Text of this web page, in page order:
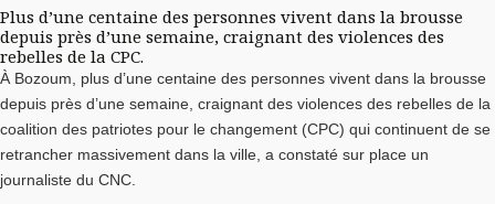
Plus d’une centaine des personnes vivent dans la brousse
depuis près d’une semaine, craignant des violences des
rebelles de la CPC.
À Bozoum, plus d’une centaine des personnes vivent dans la brousse
depuis près d’une semaine, craignant des violences des rebelles de la
coalition des patriotes pour le changement (CPC) qui continuent de se
retrancher massivement dans la ville, a constaté sur place un
journaliste du CNC.